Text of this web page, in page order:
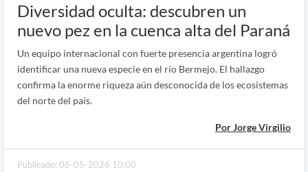
Diversidad oculta: descubren un
nuevo pez en la cuenca alta del Paraná
Un equipo internacional con fuerte presencia argentina logró
identificar una nueva especie en el río Bermejo. El hallazgo
confirma la enorme riqueza aún desconocida de los ecosistemas
del norte del país.
Por Jorge Virgilio
Publicado: 06-05-2026 10:00